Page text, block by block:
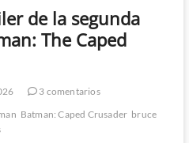
de la segunda
The Caped
3 comentarios
Batman: Caped Crusader bruce